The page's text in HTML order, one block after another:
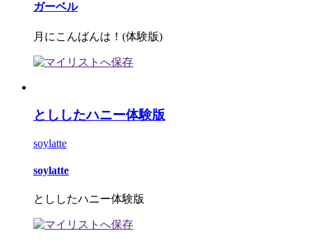
ガーベル
月にこんばんは！(体験版)
とししたハニー体験版
soylatte
soylatte
とししたハニー体験版